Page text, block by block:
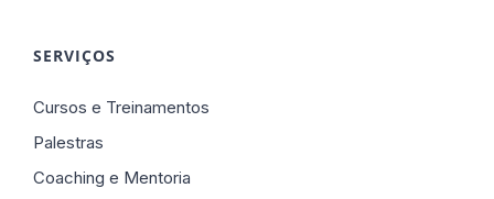
SERVIÇOS
Cursos e Treinamentos
Palestras
Coaching e Mentoria